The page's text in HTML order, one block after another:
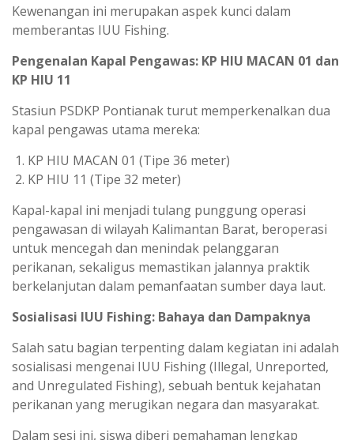
Kewenangan ini merupakan aspek kunci dalam
memberantas IUU Fishing.
Pengenalan Kapal Pengawas: KP HIU MACAN 01 dan
KP HIU 11
Stasiun PSDKP Pontianak turut memperkenalkan dua
kapal pengawas utama mereka:
KP HIU MACAN 01 (Tipe 36 meter)
KP HIU 11 (Tipe 32 meter)
Kapal-kapal ini menjadi tulang punggung operasi
pengawasan di wilayah Kalimantan Barat, beroperasi
untuk mencegah dan menindak pelanggaran
perikanan, sekaligus memastikan jalannya praktik
berkelanjutan dalam pemanfaatan sumber daya laut.
Sosialisasi IUU Fishing: Bahaya dan Dampaknya
Salah satu bagian terpenting dalam kegiatan ini adalah
sosialisasi mengenai IUU Fishing (Illegal, Unreported,
and Unregulated Fishing), sebuah bentuk kejahatan
perikanan yang merugikan negara dan masyarakat.
Dalam sesi ini, siswa diberi pemahaman lengkap